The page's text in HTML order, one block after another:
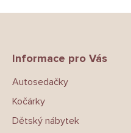
Informace pro Vás
Autosedačky
Kočárky
Dětský nábytek